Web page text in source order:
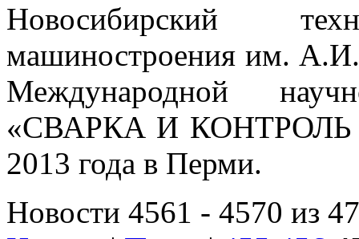
Новосибирский
машиностроения им.
Международной
«СВАРКА И КОНТРОЛЬ
2013 года в Перми.
Новости 4561 - 4570 из